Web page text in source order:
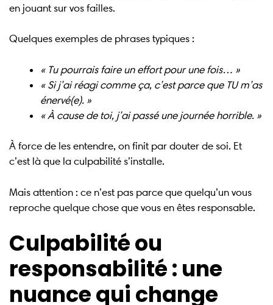
en jouant sur vos failles.
Quelques exemples de phrases typiques :
« Tu pourrais faire un effort pour une fois… »
« Si j’ai réagi comme ça, c’est parce que TU m’as
énervé(e). »
« À cause de toi, j’ai passé une journée horrible. »
À force de les entendre, on finit par douter de soi. Et
c’est là que la culpabilité s’installe.
Mais attention : ce n’est pas parce que quelqu’un vous
reproche quelque chose que vous en êtes responsable.
Culpabilité ou
responsabilité : une
nuance qui change